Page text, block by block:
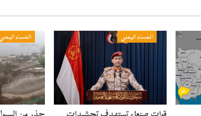
المساء اليمني المساء اليمني